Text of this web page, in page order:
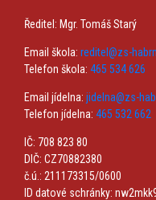
Ředitel: Mgr. Tomáš Starý
Email škola: reditel@zs-
Telefon škola: 465 534 626
Email jídelna: jidelna@zs-
Telefon jídelna: 465 532 662
IČ: 708 823 80
DIČ: CZ70882380
č.ú.: 211173315/0600
ID datové schránky: